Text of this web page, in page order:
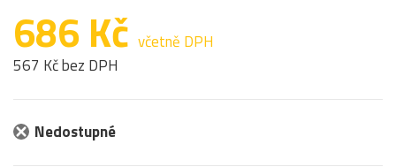
686 Kč včetně DPH
567 Kč bez DPH
Nedostupné